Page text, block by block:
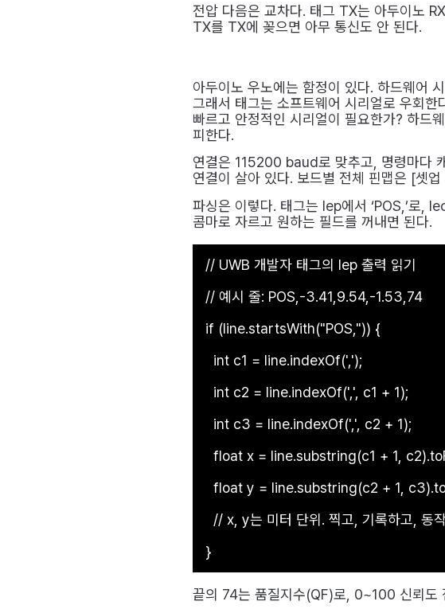
전압 다음은 교차다. 태그 TX는 아두이노
TX를 TX에 꽂으면 아무 통신도 안 된다.
아두이노 우노에는 함정이 있다. 하드웨어
그래서 태그는 소프트웨어 시리얼로 우회
빠르고 안정적인 시리얼이 필요한가? 하드
피한다.
연결은 115200 baud로 맞추고, 명령마다
연결이 살아 있다. 보드별 전체 핀맵은 [셋
파싱은 이렇다. 태그는 lep에서 ‘POS,’로,
콤마로 자르고 원하는 필드를 꺼내면 된다.
// UWB 개발자 태그의 lep 출력 읽기
// 예시 줄: POS,-3.41,9.54,-1.53,74
if (line.startsWith("POS,")) {
int c1 = line.indexOf(',');
int c2 = line.indexOf(',', c1 + 1);
int c3 = line.indexOf(',', c2 + 1);
float x = line.substring(c1 + 1,
float y = line.substring(c2 + 1,
// x, y는 미터 단위. 찍고, 기록하고, 동
}
끝의 74는 품질지수(QF)로, 0~100 신뢰